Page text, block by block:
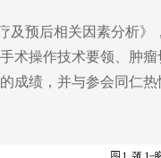
预后相关因素分析》
术操作技术要领、肿
成绩，并与参会同仁